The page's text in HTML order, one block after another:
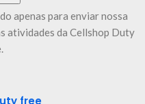
apenas para enviar nossa
atividades da Cellshop Duty
free